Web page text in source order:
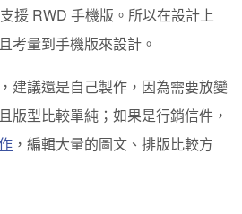
援 RWD 手機版。所以在設計上
考量到手機版來設計。
建議還是自己製作，因為需要放變
版型比較單純；如果是行銷信件，
，編輯大量的圖文、排版比較方